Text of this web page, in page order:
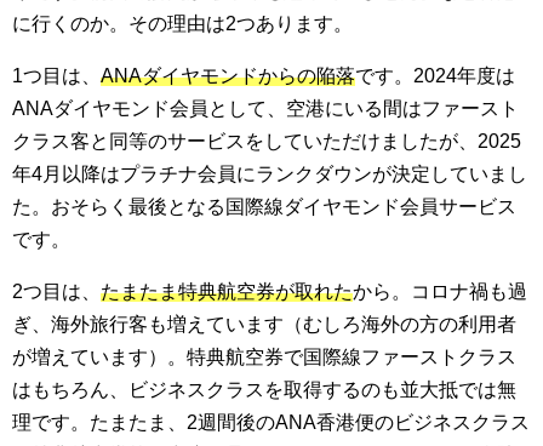
に行くのか。その理由は2つあります。
1つ目は、 ANAダイヤモンドからの陥落です。2024年度は
ANAダイヤモンド会員として、空港にいる間はファースト
クラス客と同等のサービスをしていただけましたが、2025
年4月以降はプラチナ会員にランクダウンが決定していまし
た。おそらく最後となる国際線ダイヤモンド会員サービス
です。
2つ目は、 たまたま特典航空券が取れたから。コロナ禍も過
ぎ、海外旅行客も増えています（むしろ海外の方の利用者
が増えています）。特典航空券で国際線ファーストクラス
はもちろん、ビジネスクラスを取得するのも並大抵では無
理です。たまたま、2週間後のANA香港便のビジネスクラス